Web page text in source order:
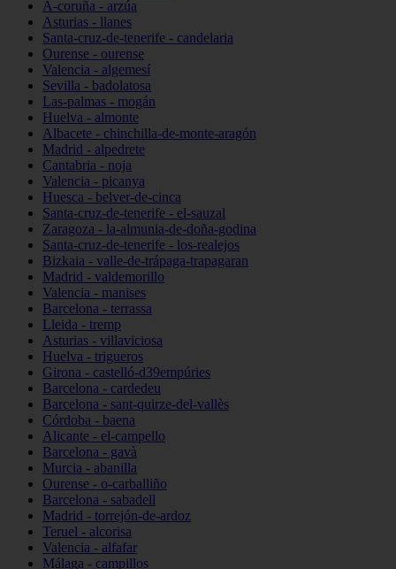
A-coruña - arzúa
Asturias - llanes
Santa-cruz-de-tenerife - candelaria
Ourense - ourense
Valencia - algemesí
Sevilla - badolatosa
Las-palmas - mogán
Huelva - almonte
Albacete - chinchilla-de-monte-aragón
Madrid - alpedrete
Cantabria - noja
Valencia - picanya
Huesca - belver-de-cinca
Santa-cruz-de-tenerife - el-sauzal
Zaragoza - la-almunia-de-doña-godina
Santa-cruz-de-tenerife - los-realejos
Bizkaia - valle-de-trápaga-trapagaran
Madrid - valdemorillo
Valencia - manises
Barcelona - terrassa
Lleida - tremp
Asturias - villaviciosa
Huelva - trigueros
Girona - castelló-d39empúries
Barcelona - cardedeu
Barcelona - sant-quirze-del-vallès
Córdoba - baena
Alicante - el-campello
Barcelona - gavà
Murcia - abanilla
Ourense - o-carballiño
Barcelona - sabadell
Madrid - torrejón-de-ardoz
Teruel - alcorisa
Valencia - alfafar
Málaga - campillos